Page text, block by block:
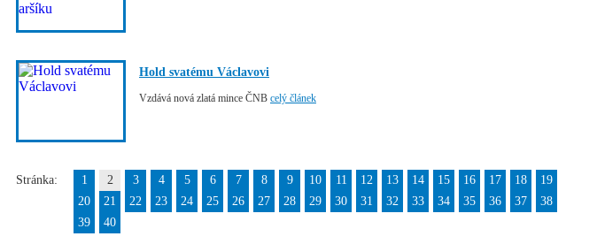
Hold svatému Václavovi
Vzdává nová zlatá mince ČNB celý článek
Stránka: 1 2 3 4 5 6 7 8 9 10 11 12 13 14 15 16 17 18
19
20
21 22 23 24 25 26 27 28 29 30 31 32 33 34 35 36 37
38
39
40